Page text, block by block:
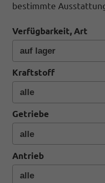
bestimmte
Verfügbarkeit, Art
Kraftstoff
Getriebe
Antrieb